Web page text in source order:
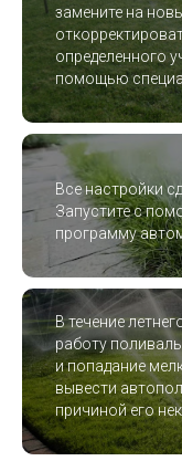
замените на
определенного
помощью
Все настройки
Запустите с
программу
В течение
работу
и попадание
вывести
причиной его